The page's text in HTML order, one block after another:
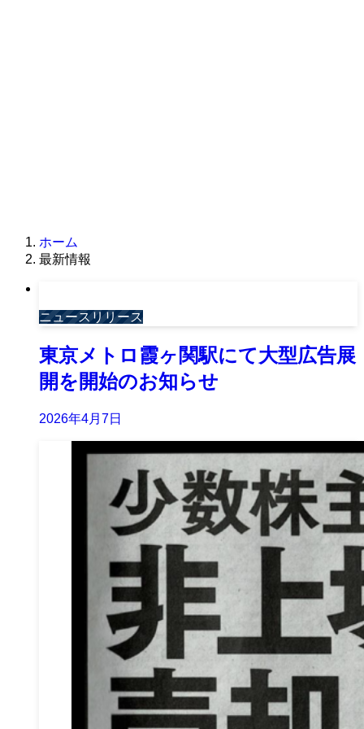
ホーム
最新情報
ニュースリリース
東京メトロ霞ヶ関駅にて大型広告展
開を開始のお知らせ
2026年4月7日